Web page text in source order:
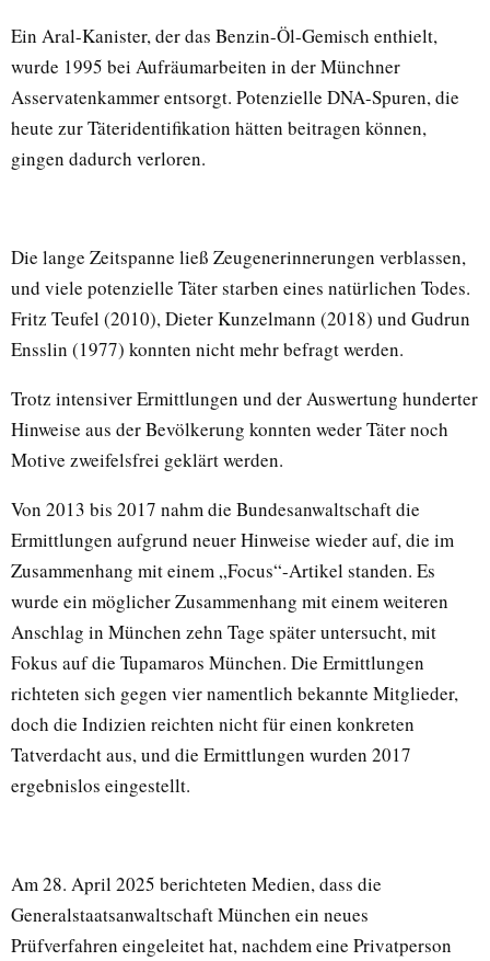
Ein Aral-Kanister, der das Benzin-Öl-Gemisch enthielt,
wurde 1995 bei Aufräumarbeiten in der Münchner
Asservatenkammer entsorgt. Potenzielle DNA-Spuren, die
heute zur Täteridentifikation hätten beitragen können,
gingen dadurch verloren.
Die lange Zeitspanne ließ Zeugenerinnerungen verblassen,
und viele potenzielle Täter starben eines natürlichen Todes.
Fritz Teufel (2010), Dieter Kunzelmann (2018) und Gudrun
Ensslin (1977) konnten nicht mehr befragt werden.
Trotz intensiver Ermittlungen und der Auswertung hunderter
Hinweise aus der Bevölkerung konnten weder Täter noch
Motive zweifelsfrei geklärt werden.
Von 2013 bis 2017 nahm die Bundesanwaltschaft die
Ermittlungen aufgrund neuer Hinweise wieder auf, die im
Zusammenhang mit einem „Focus“-Artikel standen. Es
wurde ein möglicher Zusammenhang mit einem weiteren
Anschlag in München zehn Tage später untersucht, mit
Fokus auf die Tupamaros München. Die Ermittlungen
richteten sich gegen vier namentlich bekannte Mitglieder,
doch die Indizien reichten nicht für einen konkreten
Tatverdacht aus, und die Ermittlungen wurden 2017
ergebnislos eingestellt.
Am 28. April 2025 berichteten Medien, dass die
Generalstaatsanwaltschaft München ein neues
Prüfverfahren eingeleitet hat, nachdem eine Privatperson